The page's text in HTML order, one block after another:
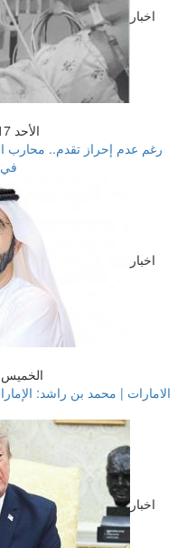
اخبار
الأحد 17 مارس 2024 11:47 صباحاً
رغم عدم إحراز تقدم.. محارب
في
اخبار
الخميس 08 مايو 2025 09:34 مساءً
الامارات | محمد بن راشد:
اخبار